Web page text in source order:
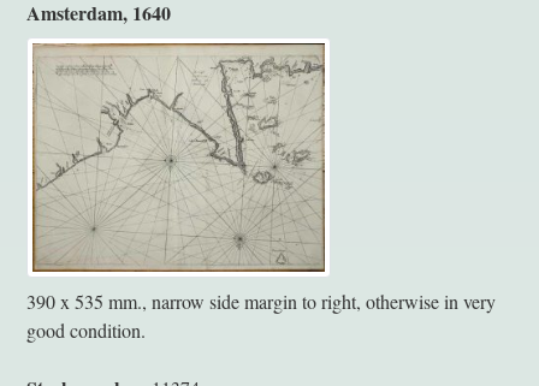
Amsterdam, 1640
390 x 535 mm., narrow side margin to right, otherwise in very
good condition.